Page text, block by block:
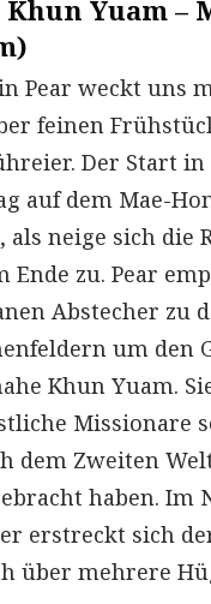
Yuam –
Pear weckt uns
feinen
Der Start in
auf dem Mae-
neige sich die
Ende zu. Pear
Abstecher zu
um den
Khun Yuam.
Missionare
dem Zweiten
haben. Im
erstreckt sich
über mehrere